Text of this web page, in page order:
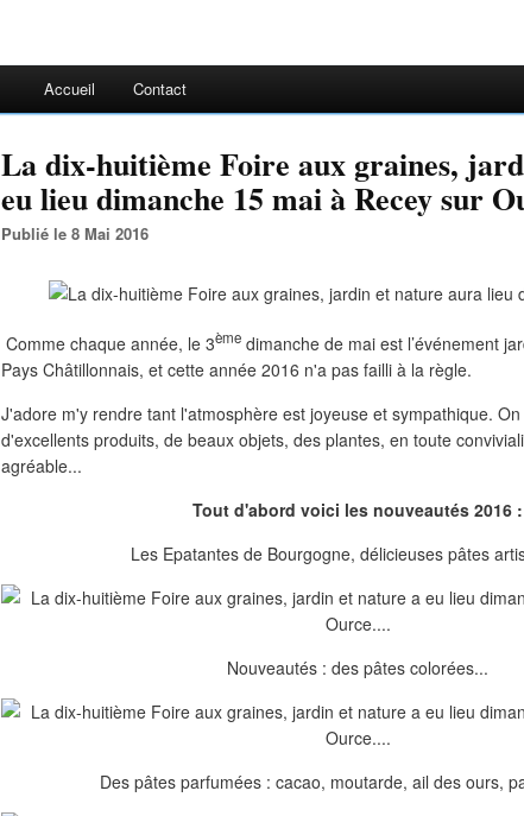
Accueil Contact
La dix-huitième Foire aux graines,
eu lieu dimanche 15 mai à Recey sur
Publié le 8 Mai 2016
Comme chaque année, le 3ème dimanche de mai est l’événement
Pays Châtillonnais, et cette année 2016 n'a pas failli à la règle.
J'adore m'y rendre tant l'atmosphère est joyeuse et sympathique.
d'excellents produits, de beaux objets, des plantes, en toute
agréable...
Tout d'abord voici les nouveautés 2016 :
Les Epatantes de Bourgogne, délicieuses pâtes
Nouveautés : des pâtes colorées...
Des pâtes parfumées : cacao, moutarde, ail des ours,